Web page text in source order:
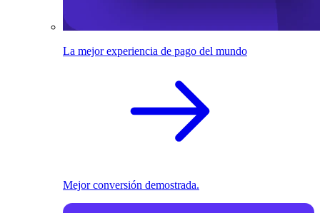
La mejor experiencia de pago del mundo
Mejor conversión demostrada.